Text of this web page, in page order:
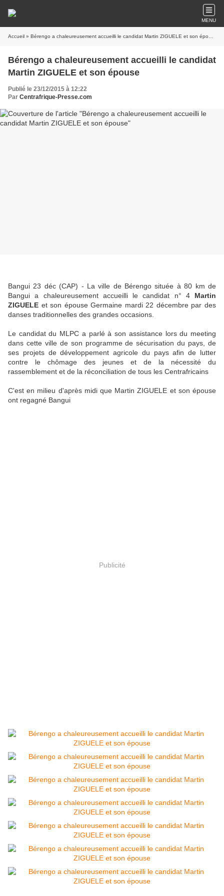
MENU
Accueil » Bérengo a chaleureusement accueilli le candidat Martin ZIGUELE et son épouse
Bérengo a chaleureusement accueilli le candidat
Martin ZIGUELE et son épouse
Publié le 23/12/2015 à 12:22
Par Centrafrique-Presse.com
Bangui 23 déc (CAP) - La ville de Bérengo située à 80 km de
Bangui a chaleureusement accueilli le candidat n° 4 Martin
ZIGUELE et son épouse Germaine mardi 22 décembre par des
danses traditionnelles des grandes occasions.
Le candidat du MLPC a parlé à son assistance lors du meeting
dans cette ville de son programme de sécurisation du pays, de
ses projets de développement agricole du pays afin de lutter
contre le chômage des jeunes et de la nécessité du
rassemblement et de la réconciliation de tous les Centrafricains
C'est en milieu d'après midi que Martin ZIGUELE et son épouse
ont regagné Bangui
Publicité